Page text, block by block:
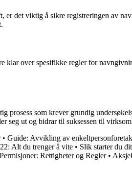
det viktig å sikre registreringen av
over spesifikke regler for
prosess som krever grundig
seg ut og bidrar til suksessen til
• Guide: Avvikling av
Alt du trenger å vite • Slik starter du
Rettigheter og Regler•